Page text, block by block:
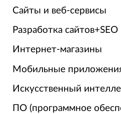
Сайты и веб-сервисы
Разработка сайтов+SEO
Интернет-магазины
Мобильные
Искусственный
ПО (программное